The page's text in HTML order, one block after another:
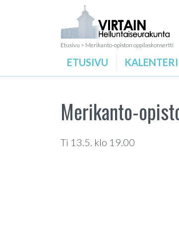
Etusivu > Merikanto-opiston oppilaskonsertti
ETUSIVU KALENTERI
Merikanto-
Ti 13.5. klo 19.00